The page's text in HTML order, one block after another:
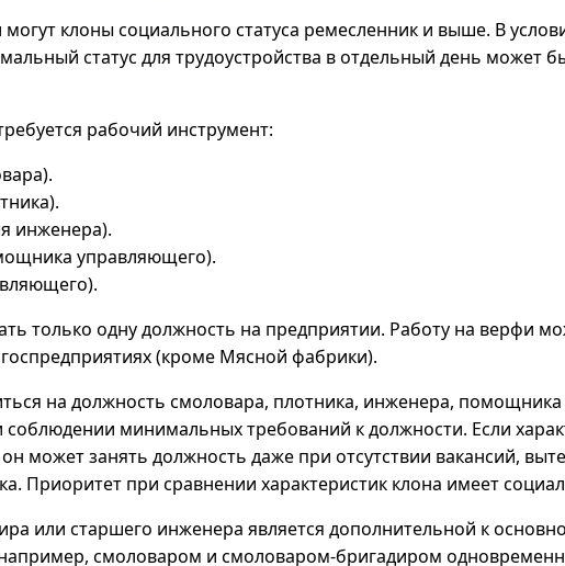
клоны социального статуса ремесленник и выше. В
статус для трудоустройства в отдельный день может
рабочий инструмент:
инженера).
управляющего).
только одну должность на предприятии. Работу на верфи
(кроме Мясной фабрики).
на должность смоловара, плотника, инженера,
минимальных требований к должности. Если
может занять должность даже при отсутствии вакансий,
Приоритет при сравнении характеристик клона имеет
или старшего инженера является дополнительной к
смоловаром и смоловаром-бригадиром